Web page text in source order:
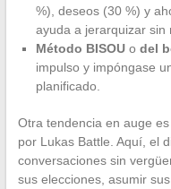
%), deseos (30 %) y
ayuda a jerarquizar sin
Método BISOUo del
impulso y impóngase
planificado.
Otra tendencia en auge
por Lukas Battle. Aquí, el
conversaciones sin
sus elecciones, asumir